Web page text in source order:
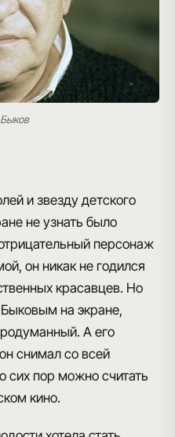
и звезду детского
не узнать было
персонаж
он никак не годился
красавцев. Но
на экране,
А его
снимал со всей
сих пор можно считать
кино.